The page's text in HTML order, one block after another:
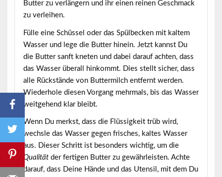
Butter zu verlängern und ihr einen reinen Geschmack
zu verleihen.
Fülle eine Schüssel oder das Spülbecken mit kaltem
Wasser und lege die Butter hinein. Jetzt kannst Du
die Butter sanft kneten und dabei darauf achten, dass
das Wasser überall hinkommt. Dies stellt sicher, dass
alle Rückstände von Buttermilch entfernt werden.
Wiederhole diesen Vorgang mehrmals, bis das Wasser
weitgehend klar bleibt.
Wenn Du merkst, dass die Flüssigkeit trüb wird,
wechsle das Wasser gegen frisches, kaltes Wasser
aus. Dieser Schritt ist besonders wichtig, um die
Qualitätder fertigen Butter zu gewährleisten. Achte
darauf, dass Deine Hände und das Utensil, mit dem Du